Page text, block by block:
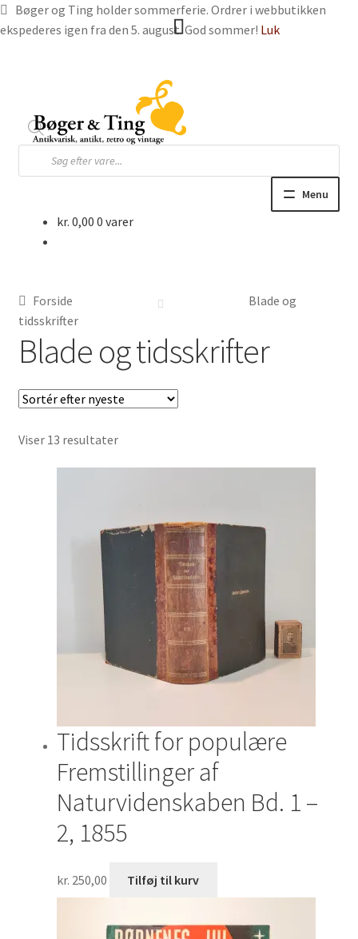
Bøger og Ting holder sommerferie. Ordrer i webbutikken
ekspederes igen fra den 5. august. God sommer! Luk
navigation
indhold
Products
search
Menu
Bøger og blade
Børnebøger
Ting
Jul og temaer
kr. 0,00 0 varer
Forside
Blade og
tidsskrifter
Blade og tidsskrifter
Viser 13 resultaterSorteret
Tidsskrift for populære
Fremstillinger af
Naturvidenskaben Bd. 1 –
2, 1855
kr. 250,00 Tilføj til kurv